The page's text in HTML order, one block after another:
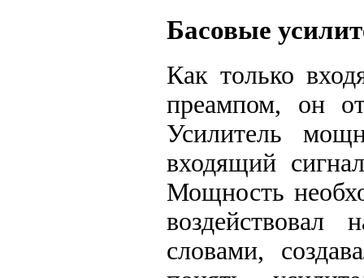
Басовые
Как только
преампом, он
Усилитель
входящий
Мощность
словами,